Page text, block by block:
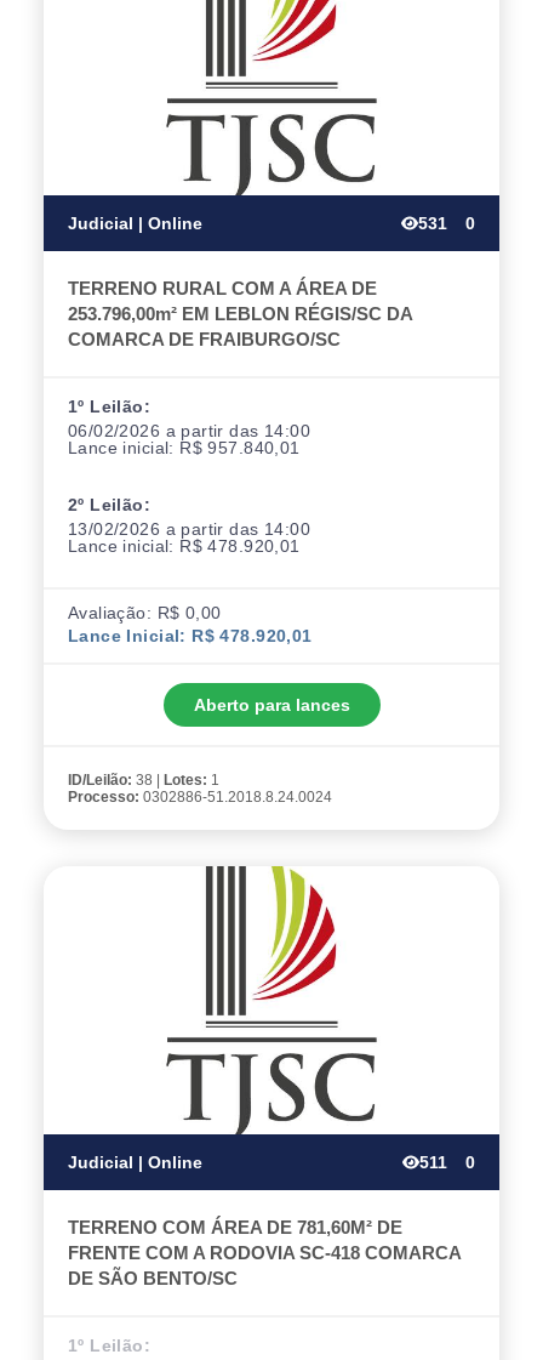
Judicial | Online 531 0
TERRENO RURAL COM A ÁREA DE
253.796,00m² EM LEBLON RÉGIS/SC DA
COMARCA DE FRAIBURGO/SC
1º Leilão:
06/02/2026 a partir das 14:00
Lance inicial: R$ 957.840,01
2º Leilão:
13/02/2026 a partir das 14:00
Lance inicial: R$ 478.920,01
Avaliação: R$ 0,00
Lance Inicial: R$ 478.920,01
Aberto para lances
ID/Leilão: 38 | Lotes: 1
Processo: 0302886-51.2018.8.24.0024
Judicial | Online 511 0
TERRENO COM ÁREA DE 781,60M² DE
FRENTE COM A RODOVIA SC-418 COMARCA
DE SÃO BENTO/SC
1º Leilão: